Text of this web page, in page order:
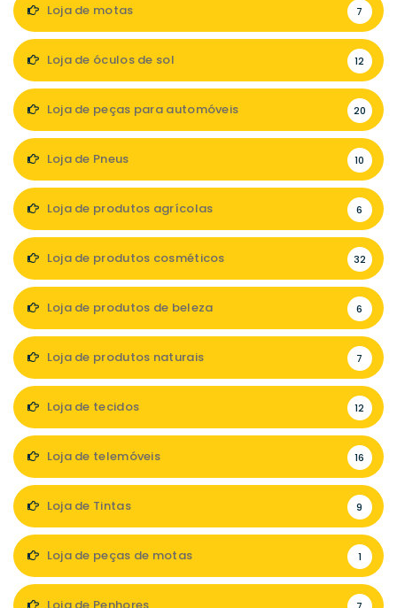
Loja de motas 7
Loja de óculos de sol 12
Loja de peças para automóveis 20
Loja de Pneus 10
Loja de produtos agrícolas 6
Loja de produtos cosméticos 32
Loja de produtos de beleza 6
Loja de produtos naturais 7
Loja de tecidos 12
Loja de telemóveis 16
Loja de Tintas 9
Loja de peças de motas 1